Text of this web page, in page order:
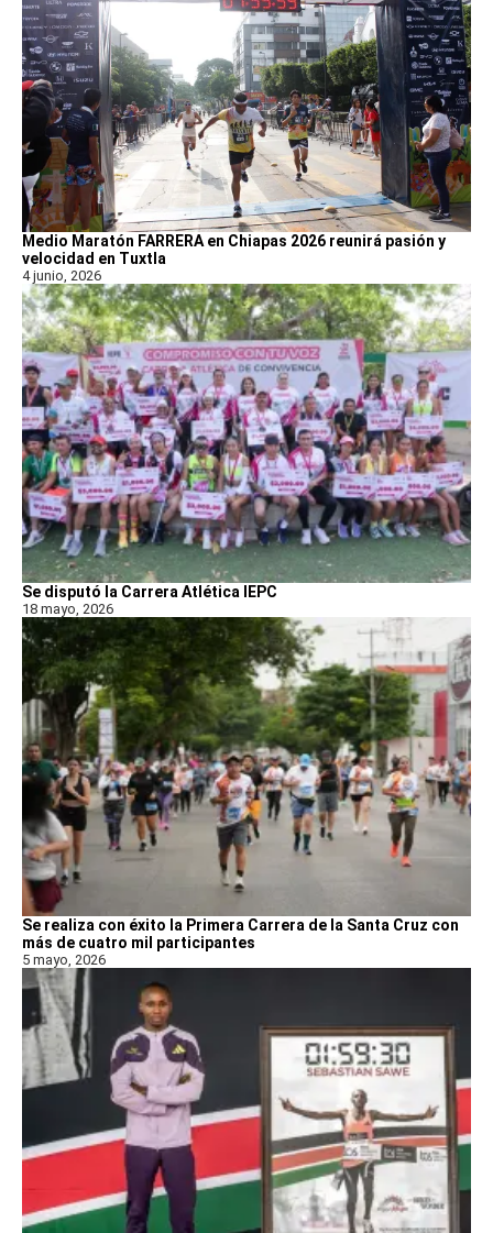
Medio Maratón FARRERA en Chiapas 2026 reunirá pasión y
velocidad en Tuxtla
4 junio, 2026
Se disputó la Carrera Atlética IEPC
18 mayo, 2026
Se realiza con éxito la Primera Carrera de la Santa Cruz con
más de cuatro mil participantes
5 mayo, 2026